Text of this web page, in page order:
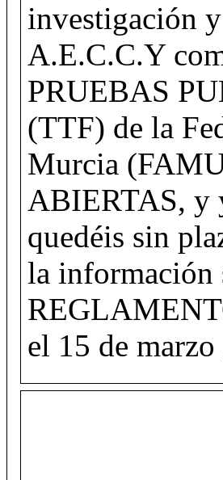
investigación
A.E.C.C.Y
PRUEBAS
(TTF) de la
Murcia
ABIERTAS, y
quedéis sin
la información
el 15 de